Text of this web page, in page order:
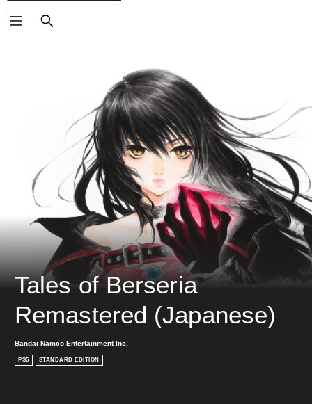
Tales of Berseria
Remastered (Japanese)
Bandai Namco Entertainment Inc.
PS5 STANDARD EDITION